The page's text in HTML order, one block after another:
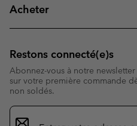
Acheter
Restons connecté(e)s
Abonnez-vous à notre
sur votre première commande
non soldés.
Inscription